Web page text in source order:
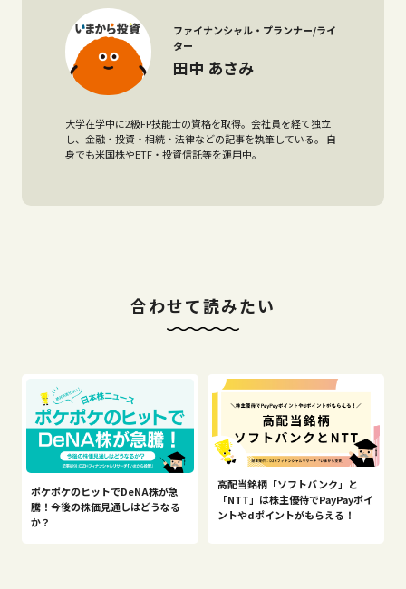
ファイナンシャル・プランナー/ライ
ター
田中 あさみ
大学在学中に2級FP技能士の資格を取得。会社員を経て独立
し、金融・投資・相続・法律などの記事を執筆している。 自
身でも米国株やETF・投資信託等を運用中。
合わせて読みたい
ポケポケのヒットでDeNA株が急
騰！今後の株価見通しはどうなる
か？
高配当銘柄「ソフトバンク」と
「NTT」は株主優待でPayPayポイ
ントやdポイントがもらえる！